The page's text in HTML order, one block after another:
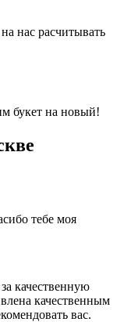
нас расчитывать
букет на новый!
тебе моя
качественную
качественным
вас.